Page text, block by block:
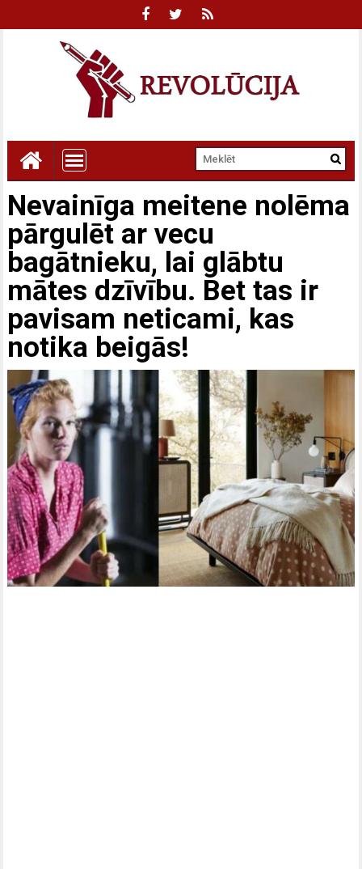
Nevainīga meitene nolēma
pārgulēt ar vecu
bagātnieku, lai glābtu
mātes dzīvību. Bet tas ir
pavisam neticami, kas
notika beigās!